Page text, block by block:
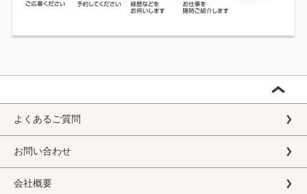
よくあるご質問
お問い合わせ
会社概要